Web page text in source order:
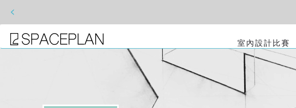
<
室內設計比賽